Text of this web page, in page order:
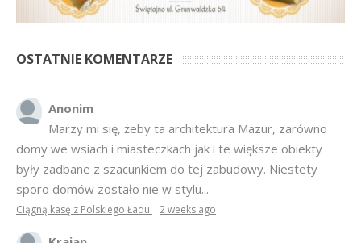
OSTATNIE KOMENTARZE
Anonim
Marzy mi się, żeby ta architektura Mazur, zarówno
domy we wsiach i miasteczkach jak i te większe obiekty
były zadbane z szacunkiem do tej zabudowy. Niestety
sporo domów zostało nie w stylu...
Ciągną kasę z Polskiego Ładu · 2 weeks ago